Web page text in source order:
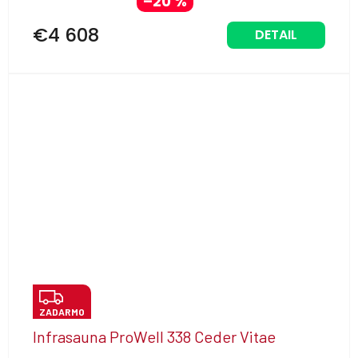
M
€4 608 DETAIL
Z
A
D
ZADARMO
Infrasauna ProWell 338 Ceder Vitae